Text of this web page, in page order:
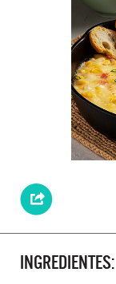
INGREDIENTES: